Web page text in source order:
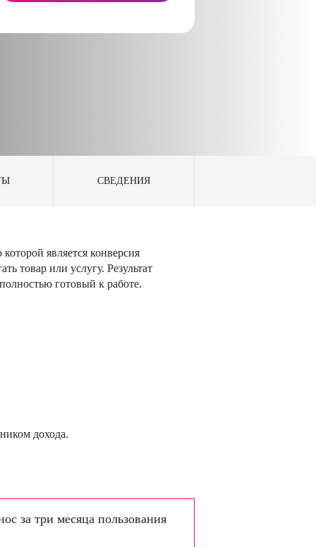
СВЕДЕНИЯ
является конверсия
товар или услугу. Результат
готовый к работе.
дохода.
за три месяца пользования